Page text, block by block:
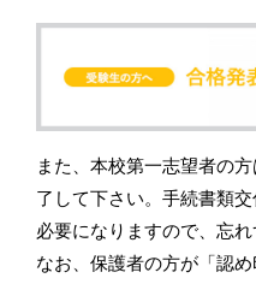
また、本校第一志望者の
了して下さい。手続書類
必要になりますので、忘れ
なお、保護者の方が「認